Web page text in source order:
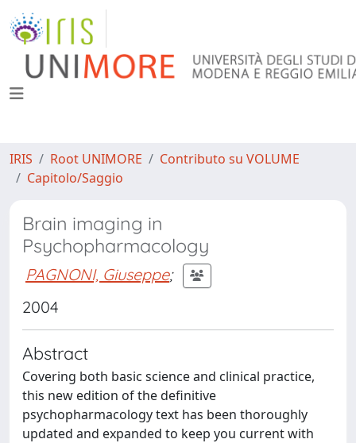
IRIS Root UNIMORE
Contributo su VOLUME
Capitolo/Saggio
Brain imaging in
Psychopharmacology
PAGNONI, Giuseppe;
2004
Abstract
Covering both basic science and clinical practice,
this new edition of the definitive
psychopharmacology text has been thoroughly
updated and expanded to keep you current with